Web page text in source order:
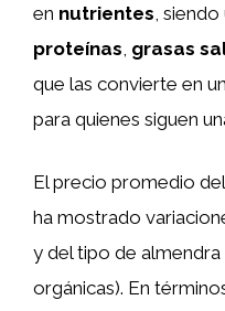
en nutrientes ,
proteínas grasas
que las convierte en
para quienes siguen
El precio promedio
ha mostrado
y del tipo de
orgánicas). En